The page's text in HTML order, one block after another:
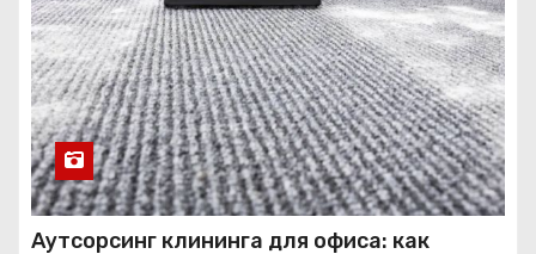
Аутсорсинг клининга для офиса: как